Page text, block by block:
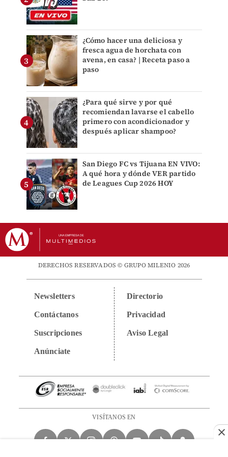
¿Cómo hacer una deliciosa y
fresca agua de horchata con
avena, en casa? | Receta paso a
paso
¿Para qué sirve y por qué
recomiendan lavarse el cabello
primero con acondicionador y
después aplicar shampoo?
San Diego FC vs Tijuana EN VIVO:
A qué hora y dónde VER partido
de Leagues Cup 2026 HOY
DERECHOS RESERVADOS © GRUPO MILENIO 2026
Newsletters
Contáctanos
Suscripciones
Anúnciate
Directorio
Privacidad
Aviso Legal
VISÍTANOS EN